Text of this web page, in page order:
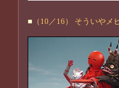
■ （10／16） そういやメ